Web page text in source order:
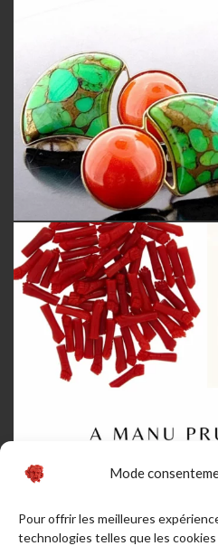
Mode
Pour offrir les meilleures
technologies telles que les